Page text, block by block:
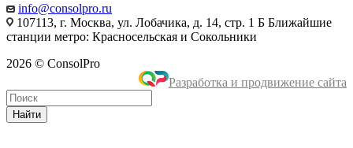
info@consolpro.ru
107113, г. Москва, ул. Лобачика, д. 14, стр. 1 Б Ближайшие
станции метро: Красносельская и Сокольники
2026 © ConsolPro
Разработка и продвижение сайта
Найти